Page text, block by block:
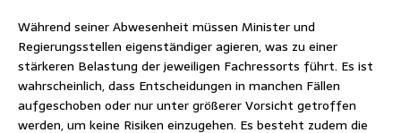
Während seiner Abwesenheit müssen Minister und
Regierungsstellen eigenständiger agieren, was zu einer
stärkeren Belastung der jeweiligen Fachressorts führt. Es ist
wahrscheinlich, dass Entscheidungen in manchen Fällen
aufgeschoben oder nur unter größerer Vorsicht getroffen
werden, um keine Risiken einzugehen. Es besteht zudem die